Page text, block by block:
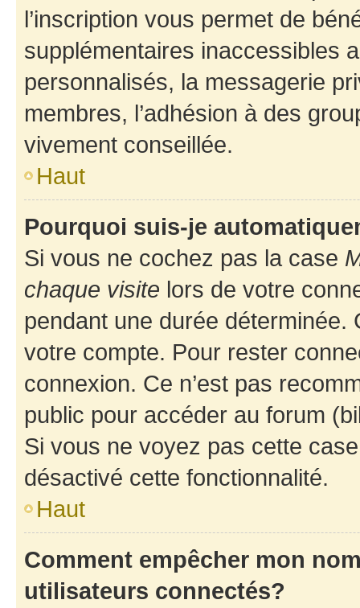
l’inscription vous permet de
supplémentaires inaccessibles
personnalisés, la messagerie
membres, l’adhésion à des
vivement conseillée.
Haut
Pourquoi suis-je
Si vous ne cochez pas la case
chaque visite lors de votre
pendant une durée déterminée.
votre compte. Pour rester
connexion. Ce n’est pas
public pour accéder au forum
Si vous ne voyez pas cette
désactivé cette fonctionnalité.
Haut
Comment empêcher mon
utilisateurs connectés?